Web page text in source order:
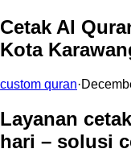
Cetak Al
Kota
custom quran·
Layanan
hari – solusi